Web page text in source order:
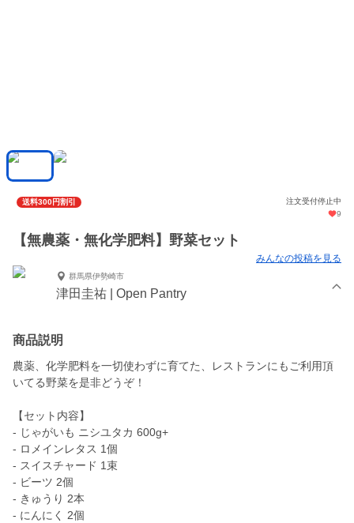
送料300円割引
注文受付停止中
9
【無農薬・無化学肥料】野菜セット
みんなの投稿を見る
群馬県伊勢崎市
津田圭祐 | Open Pantry
商品説明
農薬、化学肥料を一切使わずに育てた、レストランにもご利用頂
いてる野菜を是非どうぞ！
【セット内容】
- じゃがいも ニシユタカ 600g+
- ロメインレタス 1個
- スイスチャード 1束
- ビーツ 2個
- きゅうり 2本
- にんにく 2個